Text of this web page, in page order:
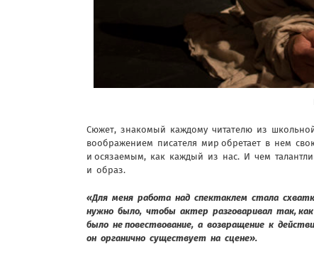
Сюжет, знакомый каждому читателю из
воображением писателя мир обретает в нем
и осязаемым, как каждый из нас. И чем
и образ.
«Для меня работа над спектаклем стала
нужно было, чтобы актер разговаривал так,
было не повествование, а возвращение к
он органично существует на сцене».